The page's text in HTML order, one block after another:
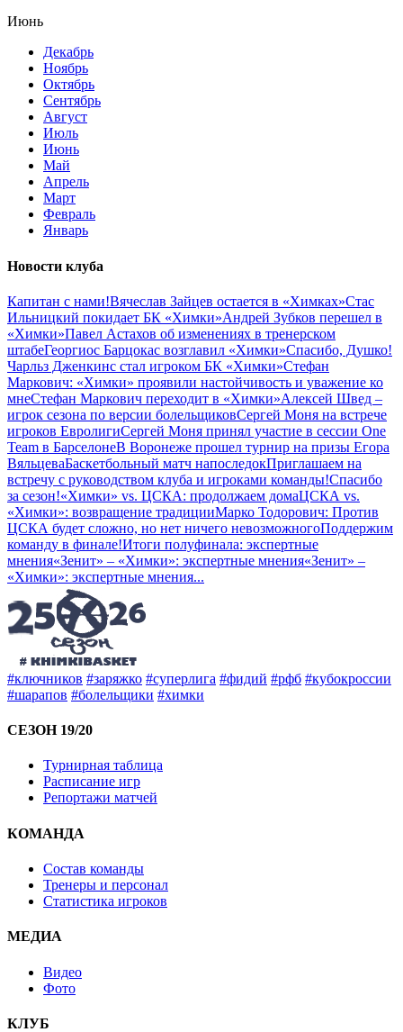
Июнь
Декабрь
Ноябрь
Октябрь
Сентябрь
Август
Июль
Июнь
Май
Апрель
Март
Февраль
Январь
Новости клуба
Капитан с нами!Вячеслав Зайцев остается в «Химках»Стас
Ильницкий покидает БК «Химки»Андрей Зубков перешел в
«Химки»Павел Астахов об изменениях в тренерском
штабеГеоргиос Барцокас возглавил «Химки»Спасибо, Душко!
Чарльз Дженкинс стал игроком БК «Химки»Стефан
Маркович: «Химки» проявили настойчивость и уважение ко
мнеСтефан Маркович переходит в «Химки»Алексей Швед –
игрок сезона по версии болельщиковСергей Моня на встрече
игроков ЕвролигиСергей Моня принял участие в сессии One
Team в БарселонеВ Воронеже прошел турнир на призы Егора
ВяльцеваБаскетбольный матч напоследокПриглашаем на
встречу с руководством клуба и игроками команды!Спасибо
за сезон!«Химки» vs. ЦСКА: продолжаем домаЦСКА vs.
«Химки»: возвращение традицииМарко Тодорович: Против
ЦСКА будет сложно, но нет ничего невозможногоПоддержим
команду в финале!Итоги полуфинала: экспертные
мнения«Зенит» – «Химки»: экспертные мнения«Зенит» –
«Химки»: экспертные мнения...
#ключников #заряжко #суперлига #фидий #рфб #кубокроссии
#шарапов #болельщики #химки
СЕЗОН 19/20
Турнирная таблица
Расписание игр
Репортажи матчей
КОМАНДА
Состав команды
Тренеры и персонал
Статистика игроков
МЕДИА
Видео
Фото
КЛУБ